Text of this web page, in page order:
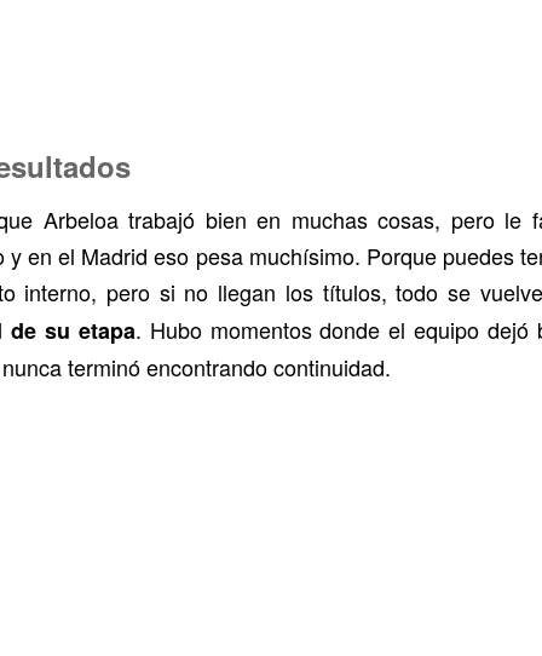
Arbeloa trabajó bien en muchas cosas, pero le
en el Madrid eso pesa muchísimo. Porque puedes
interno, pero si no llegan los títulos, todo se
de su etapa. Hubo momentos donde el equipo
terminó encontrando continuidad.